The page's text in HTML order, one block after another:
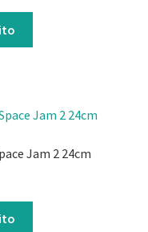
Jam 2 24cm